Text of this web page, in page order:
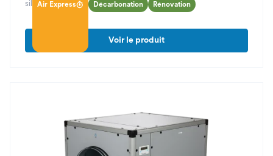
Air Express Décarbonation Rénovation
silencieux intégré
Voir le produit